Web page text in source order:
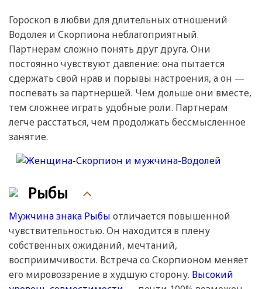
Гороскоп в любви для длительных отношений
Водолея и Скорпиона неблагоприятный.
Партнерам сложно понять друг друга. Они
постоянно чувствуют давление: она пытается
сдержать свой нрав и порывы настроения, а он —
поспевать за партнершей. Чем дольше они вместе,
тем сложнее играть удобные роли. Партнерам
легче расстаться, чем продолжать бессмысленное
занятие.
Рыбы
Мужчина знака Рыбы отличается повышенной
чувствительностью. Он находится в плену
собственных ожиданий, мечтаний,
восприимчивости. Встреча со Скорпионом меняет
его мировоззрение в худшую сторону. Высокий